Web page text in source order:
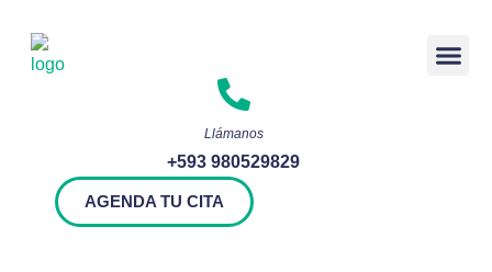
Llámanos
+593 980529829
AGENDA TU CITA